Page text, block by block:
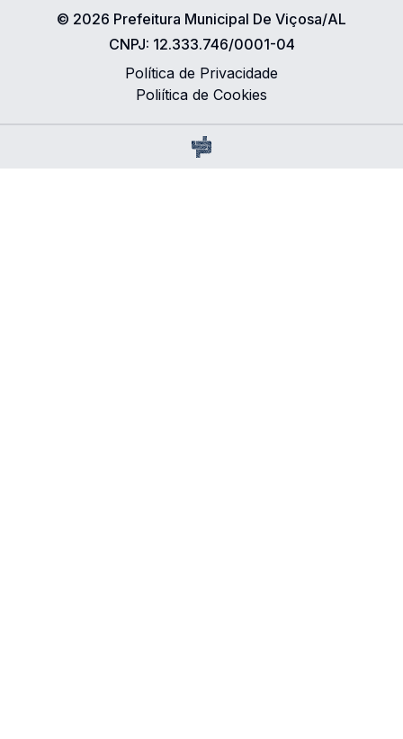
© 2026 Prefeitura Municipal De Viçosa/AL
CNPJ: 12.333.746/0001-04
Política de Privacidade
Poliítica de Cookies